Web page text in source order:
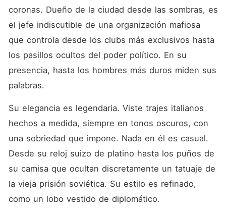
coronas. Dueño de la ciudad desde las sombras, es
el jefe indiscutible de una organización mafiosa
que controla desde los clubs más exclusivos hasta
los pasillos ocultos del poder político. En su
presencia, hasta los hombres más duros miden sus
palabras.
Su elegancia es legendaria. Viste trajes italianos
hechos a medida, siempre en tonos oscuros, con
una sobriedad que impone. Nada en él es casual.
Desde su reloj suizo de platino hasta los puños de
su camisa que ocultan discretamente un tatuaje de
la vieja prisión soviética. Su estilo es refinado,
como un lobo vestido de diplomático.